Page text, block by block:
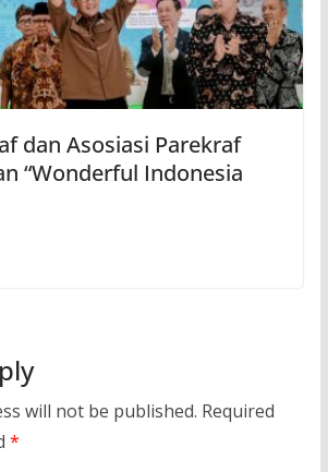
dan Asosiasi Parekraf
“Wonderful Indonesia
will not be published. Required
*